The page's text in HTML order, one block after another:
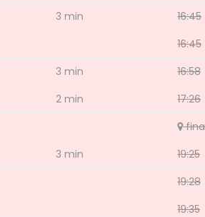
3 min
16:45
16:45
3 min
16:58
2 min
17:26
3 min
19:25
19:28
19:35